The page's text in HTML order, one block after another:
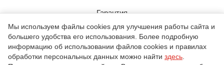
Гарантия
Контакты
Мы используем файлы cookies для улучшения работы сайта и
большего удобства его использования. Более подробную
информацию об использовании файлов cookies и правилах
обработки персональных данных можно найти здесь